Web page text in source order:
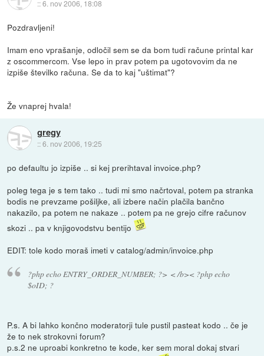
::6. nov 2006, 18:08
Pozdravljeni!
Imam eno vprašanje, odločil sem se da bom tudi račune printal kar
z oscommercom. Vse lepo in prav potem pa ugotovovim da ne
izpiše številko računa. Se da to kaj "uštimat"?
Že vnaprej hvala!
gregy
::6. nov 2006, 19:25
po defaultu jo izpiše .. si kej prerihtaval invoice.php?
poleg tega je s tem tako .. tudi mi smo načrtoval, potem pa stranka
bodis ne prevzame pošiljke, ali izbere način plačila bančno
nakazilo, pa potem ne nakaze .. potem pa ne grejo cifre računov
skozi .. pa v knjigovodstvu bentijo
EDIT: tole kodo moraš imeti v catalog/admin/invoice.php
?php echo ENTRY_ORDER_NUMBER; ?> < /b>< ?php echo
$oID; ?
P.s. A bi lahko končno moderatorji tule pustil pasteat kodo .. če je
že to nek strokovni forum?
p.s.2 ne uproabi konkretno te kode, ker sem moral dokaj stvari